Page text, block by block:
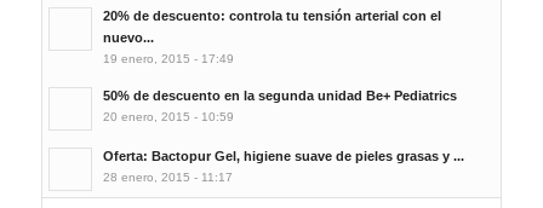
20% de descuento: controla tu tensión arterial con el
nuevo...
19 enero, 2015 - 17:49
50% de descuento en la segunda unidad Be+ Pediatrics
20 enero, 2015 - 10:59
Oferta: Bactopur Gel, higiene suave de pieles grasas y ...
28 enero, 2015 - 11:17